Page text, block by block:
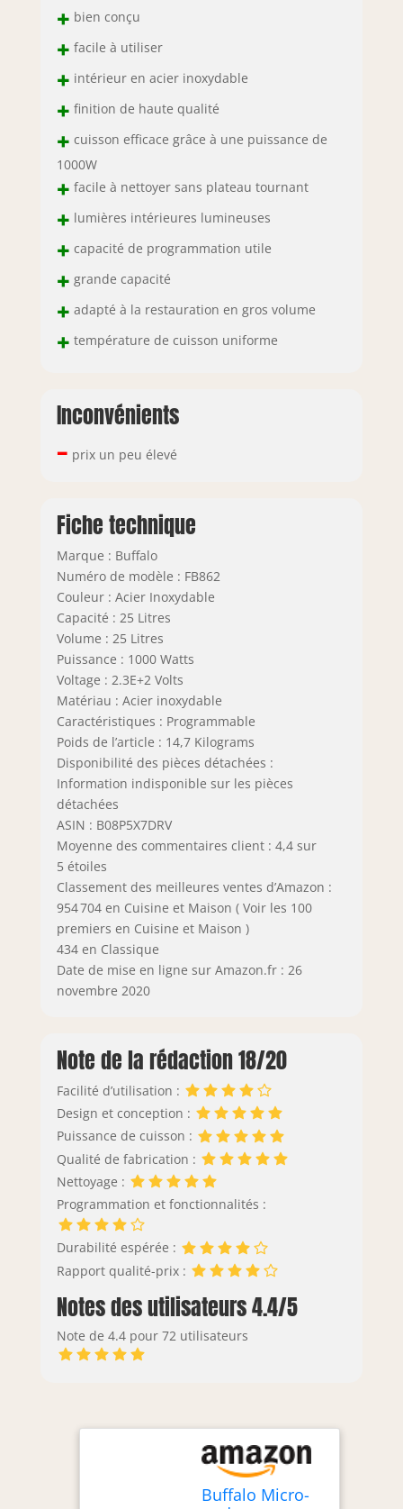
+ bien conçu
+ facile à utiliser
+ intérieur en acier inoxydable
+ finition de haute qualité
+ cuisson efficace grâce à une puissance de
1000W
+ facile à nettoyer sans plateau tournant
+ lumières intérieures lumineuses
+ capacité de programmation utile
+ grande capacité
+ adapté à la restauration en gros volume
+ température de cuisson uniforme
Inconvénients
– prix un peu élevé
Fiche technique
Marque : Buffalo
Numéro de modèle : FB862
Couleur : Acier Inoxydable
Capacité : 25 Litres
Volume : 25 Litres
Puissance : 1000 Watts
Voltage : 2.3E+2 Volts
Matériau : Acier inoxydable
Caractéristiques : Programmable
Poids de l’article : 14,7 Kilograms
Disponibilité des pièces détachées :
Information indisponible sur les pièces
détachées
ASIN : B08P5X7DRV
Moyenne des commentaires client : 4,4 sur
5 étoiles
Classement des meilleures ventes d’Amazon :
954 704 en Cuisine et Maison ( Voir les 100
premiers en Cuisine et Maison )
434 en Classique
Date de mise en ligne sur Amazon.fr : 26
novembre 2020
Note de la rédaction 18/20
Facilité d’utilisation :
Design et conception :
Puissance de cuisson :
Qualité de fabrication :
Nettoyage :
Programmation et fonctionnalités :
Durabilité espérée :
Rapport qualité-prix :
Notes des utilisateurs 4.4/5
Note de 4.4 pour 72 utilisateurs
Buffalo Micro-